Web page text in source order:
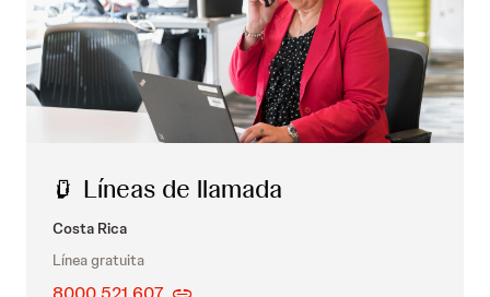
Líneas de llamada
Costa Rica
Línea gratuita